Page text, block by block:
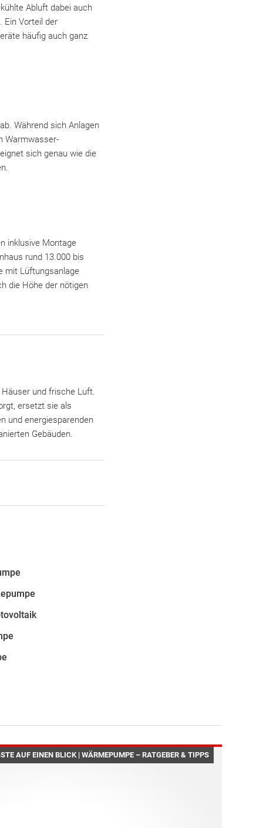
Abluft dabei auch
Ein Vorteil der
häufig auch ganz
Während sich Anlagen
Warmwasser-
sich genau wie die
inklusive Montage
rund 13.000 bis
mit Lüftungsanlage
die Höhe der nötigen
und frische Luft.
ersetzt sie als
und energiesparenden
Gebäuden.
AUF EINEN BLICK | WÄRMEPUMPE – RATGEBER & TIPPS